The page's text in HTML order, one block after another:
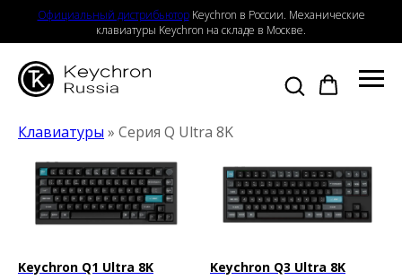
Официальный дистрибьютор Keychron в России. Механические
клавиатуры Keychron на складе в Москве.
Клавиатуры » Серия Q Ultra 8K
Keychron Q1 Ultra 8K
Keychron Q3 Ultra 8K